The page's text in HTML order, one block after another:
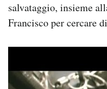
salvataggio, insieme
Francisco per cercare